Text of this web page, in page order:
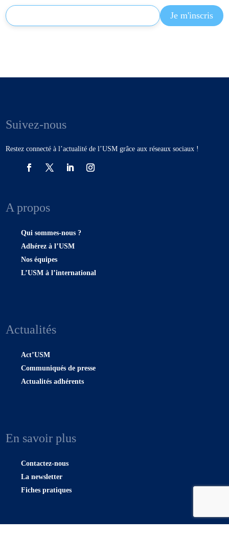
Suivez-nous
Restez connecté à l’actualité de l’USM grâce aux réseaux sociaux !
A propos
Qui sommes-nous ?
Adhérez à l’USM
Nos équipes
L’USM à l’international
Actualités
Act’USM
Communiqués de presse
Actualités adhérents
En savoir plus
Contactez-nous
La newsletter
Fiches pratiques